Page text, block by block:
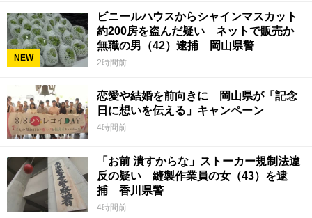
NEW
ビニールハウスからシャインマスカット
約200房を盗んだ疑い ネットで販売か
無職の男（42）逮捕 岡山県警
2時間前
恋愛や結婚を前向きに 岡山県が「記念
日に想いを伝える」キャンペーン
4時間前
「お前 潰すからな」ストーカー規制法違
反の疑い 縫製作業員の女（43）を逮
捕 香川県警
4時間前